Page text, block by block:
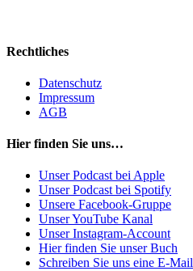
Rechtliches
Datenschutz
Impressum
AGB
Hier finden Sie uns…
Unser Podcast bei Apple
Unser Podcast bei Spotify
Unsere Facebook-Gruppe
Unser YouTube Kanal
Unser Instagram-Account
Hier finden Sie unser Buch
Schreiben Sie uns eine E-Mail